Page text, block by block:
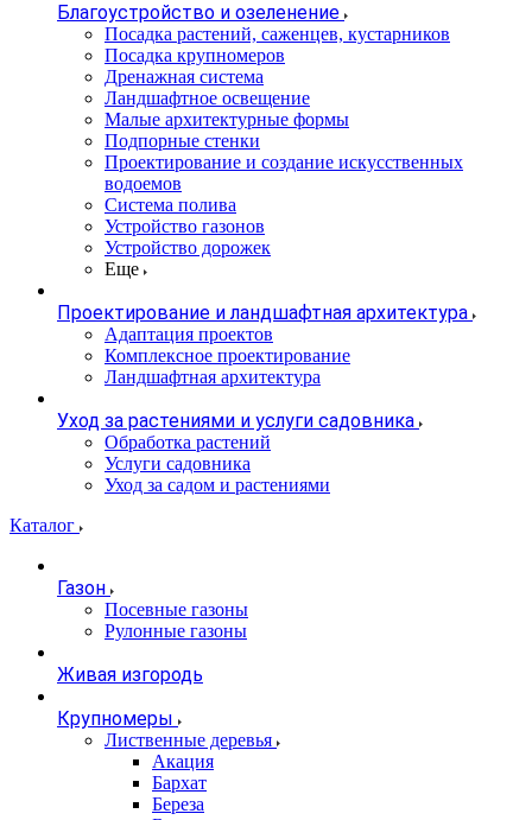
Благоустройство и озеленение
Посадка растений, саженцев, кустарников
Посадка крупномеров
Дренажная система
Ландшафтное освещение
Малые архитектурные формы
Подпорные стенки
Проектирование и создание искусственных
водоемов
Система полива
Устройство газонов
Устройство дорожек
Еще
Проектирование и ландшафтная архитектура
Адаптация проектов
Комплексное проектирование
Ландшафтная архитектура
Уход за растениями и услуги садовника
Обработка растений
Услуги садовника
Уход за садом и растениями
Каталог
Газон
Посевные газоны
Рулонные газоны
Живая изгородь
Крупномеры
Лиственные деревья
Акация
Бархат
Береза